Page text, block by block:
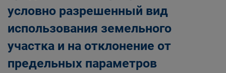
условно разрешенный вид
использования земельного
участка и на отклонение от
предельных параметров